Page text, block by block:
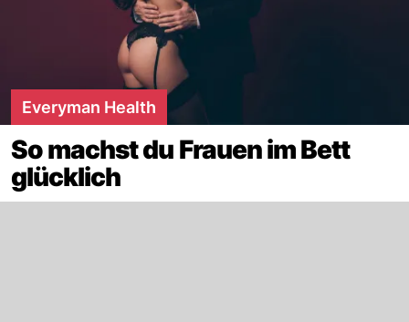
Everyman Health
So machst du Frauen im Bett
glücklich